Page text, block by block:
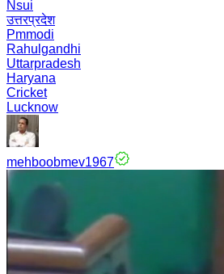
Nsui
उत्तरप्रदेश
Pmmodi
Rahulgandhi
Uttarpradesh
Haryana
Cricket
Lucknow
mehboobmev1967